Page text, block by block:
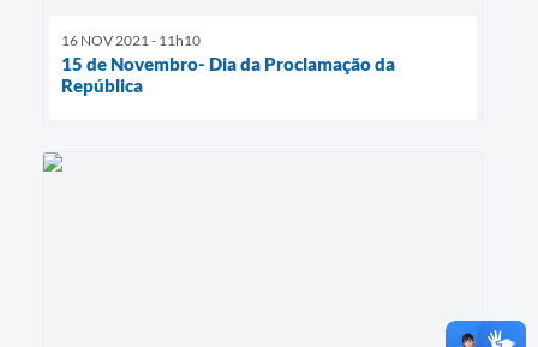
16 NOV 2021 - 11h10
15 de Novembro- Dia da Proclamação da
República